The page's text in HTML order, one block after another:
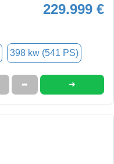
229.999 €
398 kw (541 PS)
➦ ➜